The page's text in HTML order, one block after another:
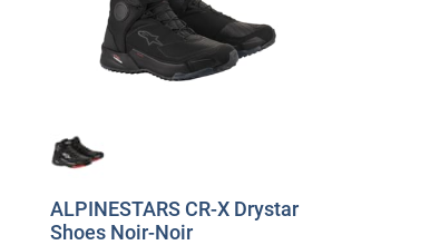
ALPINESTARS CR-X Drystar
Shoes Noir-Noir